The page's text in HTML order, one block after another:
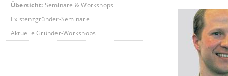
Übersicht: Seminare & Workshops
Existenzgründer-Seminare
Aktuelle Gründer-Workshops